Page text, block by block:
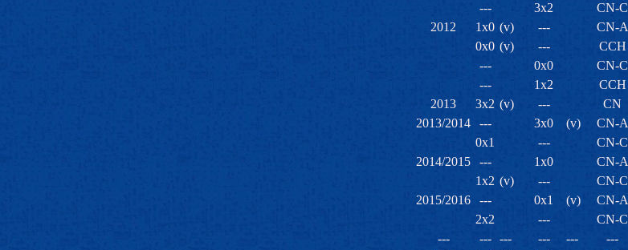
---
3x2 CN-C
2012
1x0 (v) --- CN-A
0x0 (v) ---
CCH
---
0x0 CN-C
---
1x2
CCH
2013
3x2 (v) --- CN
2013/2014
--- 3x0 (v) CN-A
0x1
--- CN-C
2014/2015
--- 1x0 CN-A
1x2 (v) --- CN-C
2015/2016
--- 0x1 (v) CN-A
2x2
--- CN-C
---
--- --- --- --- ---